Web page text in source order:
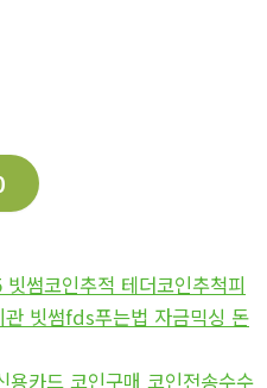
썸코인추적 테더코인추척피
빗썸fds푸는법 자금믹싱 돈
카드 코인구매 코인전송수수